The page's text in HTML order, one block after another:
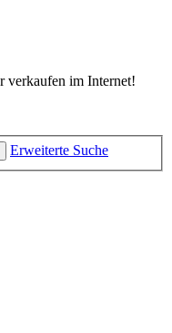
verkaufen im Internet!
Erweiterte Suche